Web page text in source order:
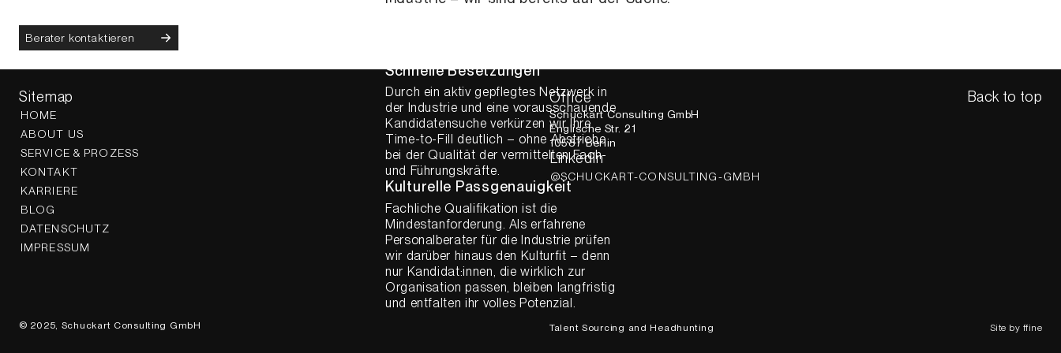
Qualitätsstandards und absolute
Schnelle Besetzungen
Durch ein aktiv gepflegtes Netzwerk in
der Industrie und eine vorausschauende
Kandidatensuche verkürzen wir Ihre
Time-to-Fill deutlich – ohne Abstriche
bei der Qualität der vermittelten Fach-
und Führungskräfte.
Kulturelle Passgenauigkeit
Fachliche Qualifikation ist die
Mindestanforderung. Als erfahrene
Personalberater für die Industrie prüfen
wir darüber hinaus den Kulturfit – denn
nur Kandidat:innen, die wirklich zur
Organisation passen, bleiben langfristig
und entfalten ihr volles Potenzial.
Berater kontaktieren
Sitemap
HOME
ABOUT US
SERVICE & PROZESS
KONTAKT
KARRIERE
BLOG
DATENSCHUTZ
IMPRESSUM
Office Back to top
Schuckart Consulting GmbH
Englische Str. 21
10587 Berlin
LinkedIn
@SCHUCKART-CONSULTING-GMBH
© 2025, Schuckart Consulting GmbH Talent Sourcing and Headhunting Site by ffine